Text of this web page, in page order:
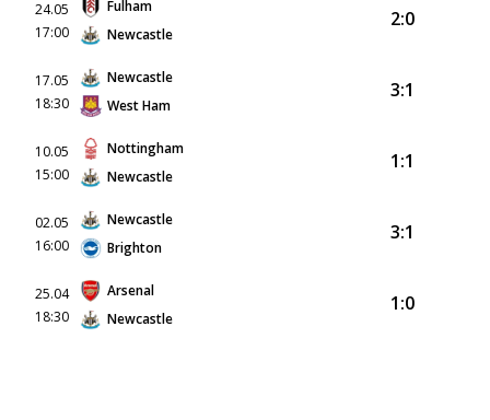
24.05
17:00
Fulham
Newcastle
2:0
17.05
18:30
Newcastle
West Ham
3:1
10.05
15:00
Nottingham
Newcastle
1:1
02.05
16:00
Newcastle
Brighton
3:1
25.04
18:30
Arsenal
Newcastle
1:0